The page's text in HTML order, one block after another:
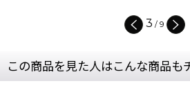
3 / 9
この商品を見た人はこんな商品も